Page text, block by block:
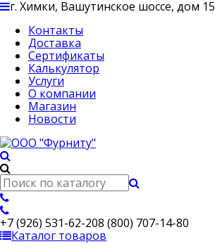
г. Химки, Вашутинское шоссе, дом 15
Контакты
Доставка
Сертификаты
Калькулятор
Услуги
О компании
Магазин
Новости
+7 (926) 531-62-208 (800) 707-14-80
Каталог товаров